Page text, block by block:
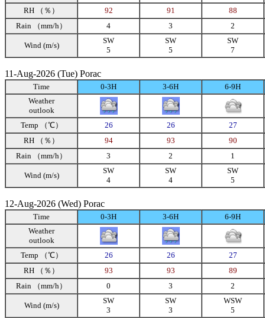
RH （％）
92 91
88
Rain （mm/h）
4 3 2
Wind (m/s)
SW
5
SW
5
SW
7
11-Aug-2026 (Tue) Porac
Time 0-3H 3-6H
6-9H
Weather
outlook
Temp （℃）
26 26
27
RH （％）
94 93
90
Rain （mm/h）
3 2 1
Wind (m/s)
SW
4
SW
4
SW
5
12-Aug-2026 (Wed) Porac
Time 0-3H 3-6H
6-9H
Weather
outlook
Temp （℃）
26 26
27
RH （％）
93 93
89
Rain （mm/h）
0 3 2
Wind (m/s)
SW
3
SW
3
WSW
5